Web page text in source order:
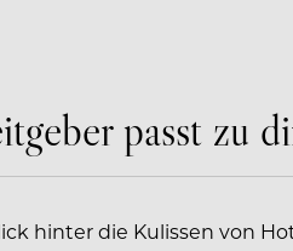
passt zu
hinter die Kulissen von